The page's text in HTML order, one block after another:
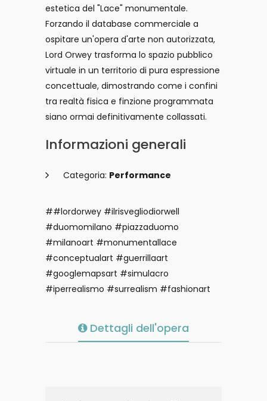
estetica del "Lace" monumentale.
Forzando il database commerciale a
ospitare un'opera d'arte non autorizzata,
Lord Orwey trasforma lo spazio pubblico
virtuale in un territorio di pura espressione
concettuale, dimostrando come i confini
tra realtà fisica e finzione programmata
siano ormai definitivamente collassati.
Informazioni generali
Categoria: Performance
##lordorwey #ilrisvegliodiorwell
#duomomilano #piazzaduomo
#milanoart #monumentallace
#conceptualart #guerrillaart
#googlemapsart #simulacro
#iperrealismo #surrealism #fashionart
Dettagli dell'opera